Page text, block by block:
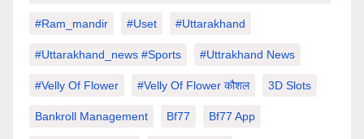
#Ram_mandir #uset #uttarakhand
#Uttarakhand_news #sports #Uttrakhand News
#velly Of Flower #velly Of Flower कौशल 3D Slots
Bankroll Management Bf77 Bf77 App